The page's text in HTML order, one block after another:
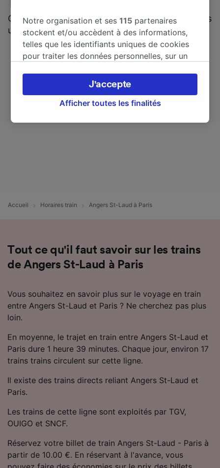
Qui mieux pour parler de nous, que ceux qui nous
utilisent ?
Accueil Horaires train Angers St-Laud à Paris
Tout ce qu'il faut savoir sur les trains
de Angers St-Laud à Paris
Vous souhaitez en savoir plus sur le voyage en train
entre Angers St-Laud et Paris ? Ne cherchez pas plus
loin.
En moyenne, le trajet en train entre Angers St-Laud et
Paris dure 1 heure 39 minutes. Chaque jour, environ 17
trains trains circulent sur cette ligne.
Il existe des trains directs reliant Angers St-Laud et
Paris.
Les trains de cette ligne sont exploités par TGV,
OUIGO et SNCF.
Réservez votre billet de train Angers St-Laud - Paris à
partir de 10.00 €. En réservant à l'avance, vous
Notre organisation et ses115 partenaires
stockent et/ou accèdent à des informations,
telles que les identifiants uniques de cookies
pour traiter les données personnelles, sur un
préférences, notamment en exerçant votre
droit d’opposition à l’intérêt légitime, en
cliquant ci-dessous ou à tout moment sur la
externes, traitent des données selon les
caractéristiques de l’appareil pour
l’identification. Stocker et/ou accéder à des
informations sur un appareil. Publicités et
études d’audience et développement de
services.
Afficher toutes les finalités
J'accepte